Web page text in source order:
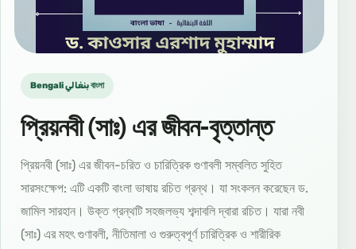
Bengali بنغالي বাংলা
প্রিয়নবী (সাঃ) এর জীবন-বৃত্তান্ত
প্রিয়নবী (সাঃ) এর জীবন-চরিত ও চারিত্রিক গুণাবলী সম্বলিত সুহিত
সারসংক্ষেপ: এটি একটি বাংলা ভাষায় রচিত গ্রন্থ। যা সংকলন করেছেন ড.
জামিল সারহান। উক্ত গ্রন্থটি সহজলভ্য শব্দাবলি দ্বারা রচিত। যারা নবী
(সাঃ) এর মহৎ গুণাবলী, নীতিমালা ও গুরুত্বপূর্ণ চারিত্রিক ও শারীরিক